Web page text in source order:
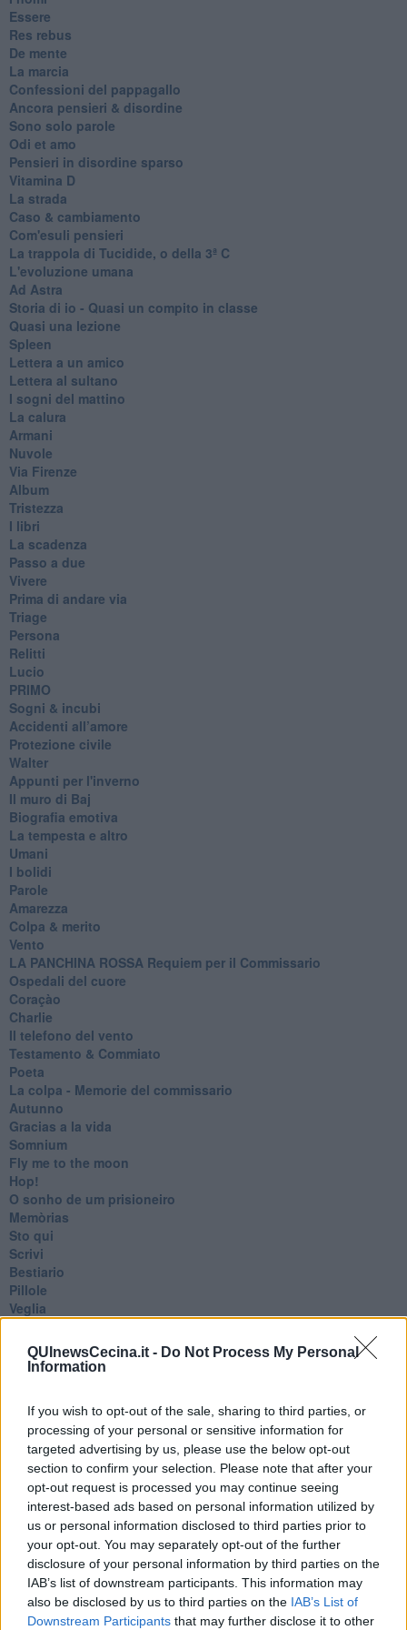
QUInewsCecina.it - Do Not Process My Personal
Information
If you wish to opt-out of the sale, sharing to third parties, or
processing of your personal or sensitive information for
targeted advertising by us, please use the below opt-out
section to confirm your selection. Please note that after your
opt-out request is processed you may continue seeing
interest-based ads based on personal information utilized by
us or personal information disclosed to third parties prior to
your opt-out. You may separately opt-out of the further
disclosure of your personal information by third parties on the
IAB’s list of downstream participants. This information may
also be disclosed by us to third parties on the IAB’s List of
Downstream Participants that may further disclose it to other
Essere
Res rebus
De mente
La marcia
Confessioni del pappagallo
Ancora pensieri & disordine
Sono solo parole
Odi et amo
Pensieri in disordine sparso
Vitamina D
La strada
Caso & cambiamento
Com'esuli pensieri
La trappola di Tucidide, o della 3ª C
L'evoluzione umana
Ad Astra
Storia di io - Quasi un compito in classe
Quasi una lezione
Spleen
Lettera a un amico
Lettera al sultano
I sogni del mattino
La calura
Armani
Nuvole
Via Firenze
Album
Tristezza
I libri
La scadenza
Passo a due
Vivere
Prima di andare via
Triage
Persona
Relitti
Lucio
PRIMO
Sogni & incubi
Accidenti all’amore
Protezione civile
Walter
Appunti per l'inverno
Il muro di Baj
Biografia emotiva
La tempesta e altro
Umani
I bolidi
Parole
Amarezza
Colpa & merito
Vento
​LA PANCHINA ROSSA Requiem per il Commissario
Ospedali del cuore
Coraçào
Charlie
Il telefono del vento
Testamento & Commiato
Poeta
​La colpa - Memorie del commissario
Autunno
Gracias a la vida
Somnium
Fly me to the moon
Hop!
O sonho de um prisioneiro
Memòrias
Sto qui
Scrivi
Bestiario
Pillole
Veglia
Belle lettere
Silenzio
Le parole
​L’Australiana
Le stelle del jazz
Vita & morte
Auguri
Moro
Passanti
Continuando, la nonna e il carretto
Metaverso smart
Fiamme
Anzi